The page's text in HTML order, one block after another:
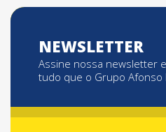
NEWSLETTER
Assine nossa newsletter
tudo que o Grupo Afonso